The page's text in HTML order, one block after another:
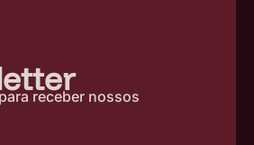
receber nossos